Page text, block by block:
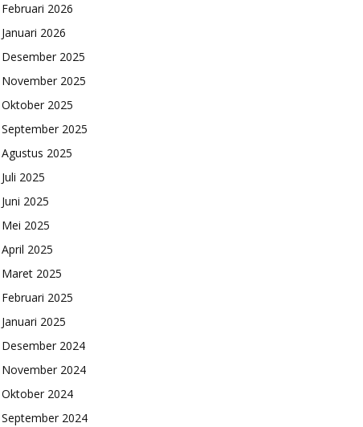
Februari 2026
Januari 2026
Desember 2025
November 2025
Oktober 2025
September 2025
Agustus 2025
Juli 2025
Juni 2025
Mei 2025
April 2025
Maret 2025
Februari 2025
Januari 2025
Desember 2024
November 2024
Oktober 2024
September 2024